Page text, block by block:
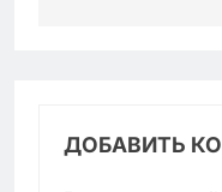
ДОБАВИТЬ